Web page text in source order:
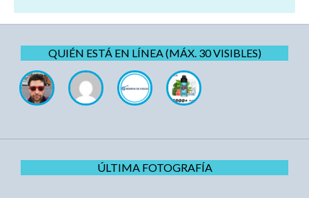
QUIÉN ESTÁ EN LÍNEA (MÁX. 30 VISIBLES)
ÚLTIMA FOTOGRAFÍA